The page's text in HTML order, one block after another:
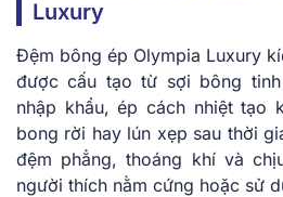
Luxury
Đệm bông ép Olympia Luxury
được cấu tạo từ sợi bông tinh
nhập khẩu, ép cách nhiệt tạo
bong rời hay lún xẹp sau thời
đệm phẳng, thoáng khí và
người thích nằm cứng hoặc sử